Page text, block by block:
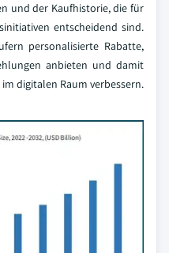
und der Kaufhistorie, die für
entscheidend sind.
personalisierte Rabatte,
anbieten und damit
digitalen Raum verbessern.